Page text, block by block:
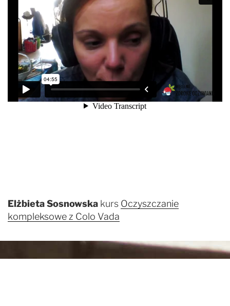
Elżbieta Sosnowska kurs Oczyszczanie
kompleksowe z Colo Vada